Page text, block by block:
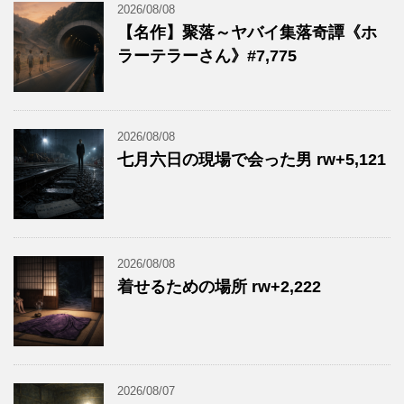
2026/08/08
【名作】聚落～ヤバイ集落奇譚《ホ
ラーテラーさん》#7,775
2026/08/08
七月六日の現場で会った男 rw+5,121
2026/08/08
着せるための場所 rw+2,222
2026/08/07